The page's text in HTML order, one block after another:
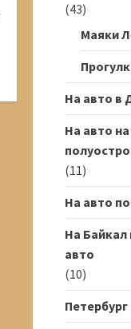
(43)
Маяки
На авто в
На авто
(11)
На авто
На Байкал
авто
(10)